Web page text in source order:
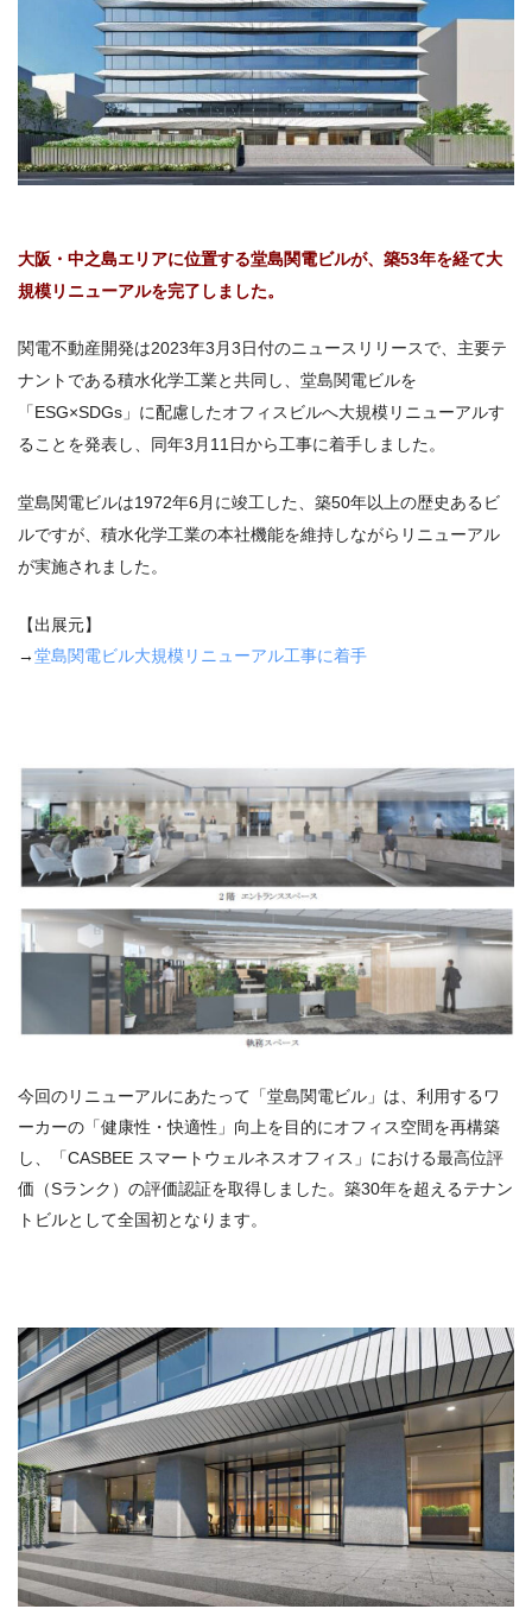
大阪・中之島エリアに位置する堂島関電ビルが、築53年を経て大
規模リニューアルを完了しました。
関電不動産開発は2023年3月3日付のニュースリリースで、主要テ
ナントである積水化学工業と共同し、堂島関電ビルを
「ESG×SDGs」に配慮したオフィスビルへ大規模リニューアルす
ることを発表し、同年3月11日から工事に着手しました。
堂島関電ビルは1972年6月に竣工した、築50年以上の歴史あるビ
ルですが、積水化学工業の本社機能を維持しながらリニューアル
が実施されました。
【出展元】
→堂島関電ビル大規模リニューアル工事に着手
今回のリニューアルにあたって「堂島関電ビル」は、利用するワ
ーカーの「健康性・快適性」向上を目的にオフィス空間を再構築
し、「CASBEE スマートウェルネスオフィス」における最高位評
価（Sランク）の評価認証を取得しました。築30年を超えるテナン
トビルとして全国初となります。